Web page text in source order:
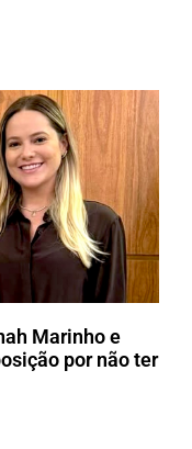
Marinho e
por não ter